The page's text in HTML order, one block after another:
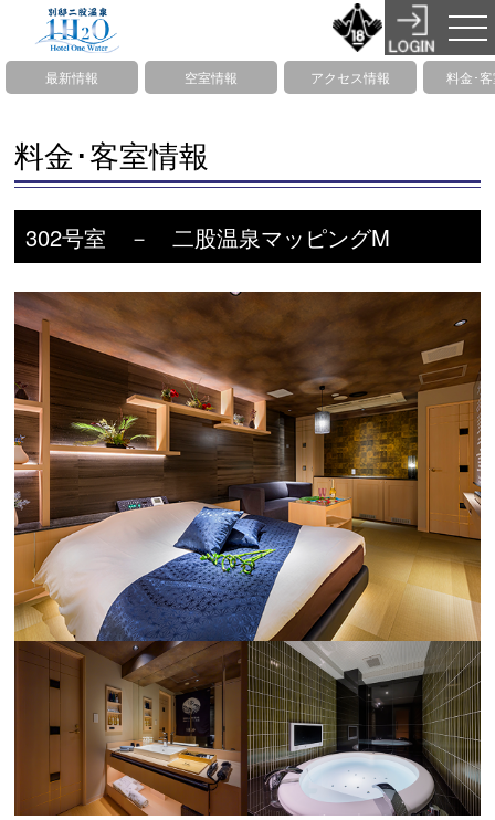
最新情報 空室情報 アクセス情報 料金･
料金･客室情報
302号室 － 二股温泉マッピングM